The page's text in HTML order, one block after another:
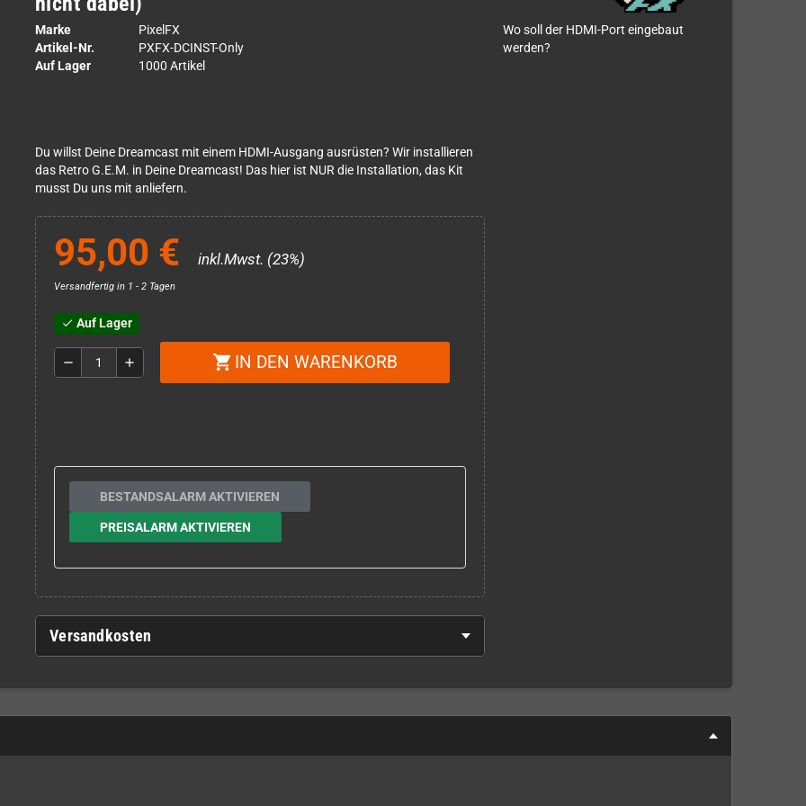
Marke
PixelFX
Artikel-Nr.
PXFX-DCINST-Only
Auf Lager
1000 Artikel
Du willst Deine Dreamcast mit einem HDMI-Ausgang ausrüsten? Wir installieren
das Retro G.E.M. in Deine Dreamcast! Das hier ist NUR die Installation, das Kit
musst Du uns mit anliefern.
95,00 € inkl.Mwst. (23%)
Versandfertig in 1 - 2 Tagen
check Auf Lager
remove add shopping_cart IN DEN WARENKORB
BESTANDSALARM AKTIVIEREN
PREISALARM AKTIVIEREN
Versandkosten
Wo soll der HDMI-Port eingebaut
werden?